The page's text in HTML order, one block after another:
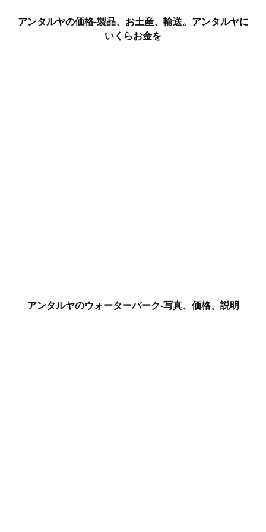
アンタルヤの価格-製品、お土産、輸送。アンタルヤに
いくらお金を
アンタルヤのウォーターパーク-写真、価格、説明